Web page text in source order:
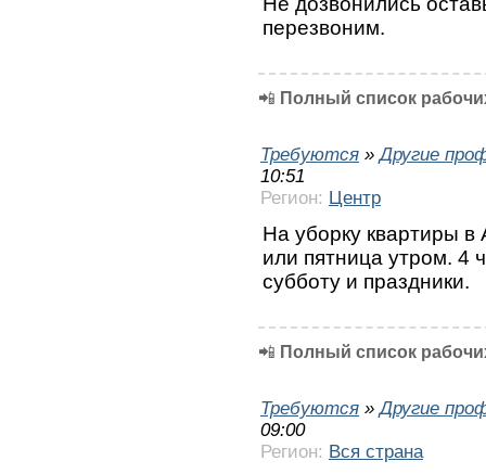
перезвоним.
📲 Полный список
Требуются »Другие
10:51
Регион: Центр
На уборку квартиры
или пятница утром. 4
субботу и праздники.
📲 Полный список
Требуются »Другие
09:00
Регион: Вся страна